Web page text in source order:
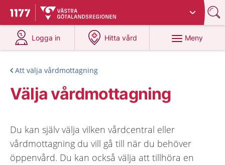
Till startsidan för 1177
Du har valt region
Logga in
på 1177.se
Hitta vård
på 1177.se
Meny
Att välja vårdmottagning
Välja vårdmottagning
Du kan själv välja vilken vårdcentral eller
vårdmottagning du vill gå till när du behöver
öppenvård. Du kan också välja att tillhöra en